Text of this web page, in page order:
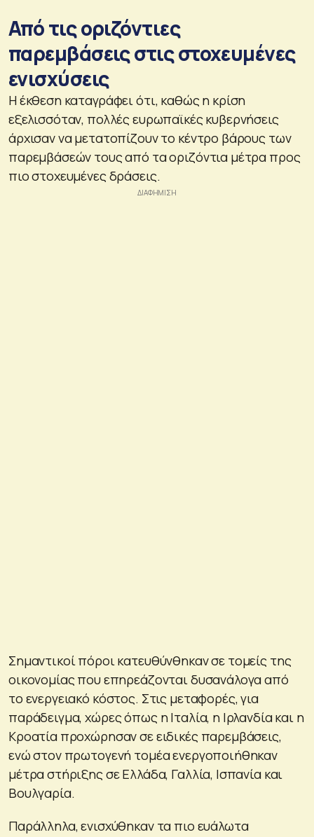
Από τις οριζόντιες
παρεμβάσεις στις στοχευμένες
ενισχύσεις
Η έκθεση καταγράφει ότι, καθώς η κρίση
εξελισσόταν, πολλές ευρωπαϊκές κυβερνήσεις
άρχισαν να μετατοπίζουν το κέντρο βάρους των
παρεμβάσεών τους από τα οριζόντια μέτρα προς
πιο στοχευμένες δράσεις.
Σημαντικοί πόροι κατευθύνθηκαν σε τομείς της
οικονομίας που επηρεάζονται δυσανάλογα από
το ενεργειακό κόστος. Στις μεταφορές, για
παράδειγμα, χώρες όπως η Ιταλία, η Ιρλανδία και η
Κροατία προχώρησαν σε ειδικές παρεμβάσεις,
ενώ στον πρωτογενή τομέα ενεργοποιήθηκαν
μέτρα στήριξης σε Ελλάδα, Γαλλία, Ισπανία και
Βουλγαρία.
Παράλληλα, ενισχύθηκαν τα πιο ευάλωτα